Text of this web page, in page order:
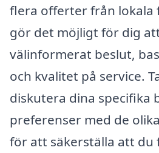
flera offerter från lokala
gör det möjligt för dig
välinformerat beslut,
och kvalitet på service.
diskutera dina specifika
preferenser med de
för att säkerställa att du